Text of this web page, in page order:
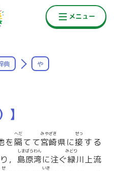
典 や
を 隔
へだ
てて宮崎
みやざき
県に接
せっ
する
， 島原湾
しまばらわん
に注ぐ緑
みどり
川上流
いき